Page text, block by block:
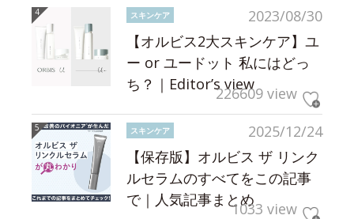
2023/08/30
スキンケア
【オルビス2大スキンケア】ユ
ー or ユードット 私にはどっ
ち？｜Editor’s view226609 view
2025/12/24
スキンケア
【保存版】オルビス ザ リンク
ルセラムのすべてをこの記事
で｜人気記事まとめ1033 view